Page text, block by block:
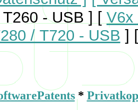
- USB ] [ V6x
/ T720 - USB ]
*